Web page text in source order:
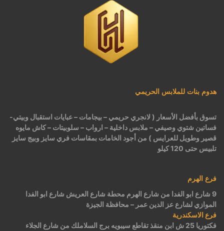
هدوم بنات للملابس الحريمي
تسوق بأفضل الأسعار ( لانجري حريمي – بيجامات – عبايات استقبال وبيتي-
فساتين شتوي وصيفي – ملابس داخلية – ارواب – سلوبيتات – كاش مايوه
قصير وطويل للعرايس ) من أجود الخامات بمقاسات فري سايز وبيج سايز
تلبيس حتى 120 كيلو
فرع الهرم
9 شارع ابو الفدا من شارع الهرم محطة شارع العريش شارع ابو الفدا
الموازي لشارع عز الدين عمر – محافظة الجيزة
فرع الاسكندرية
فكتوريا 25 ش ابن منقذ تقاطع سيبويه برج السلاملك من شارع الجلاء